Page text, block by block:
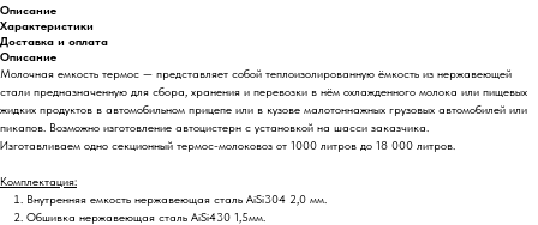
Описание
Характеристики
Доставка и оплата
Описание
Молочная емкость термос — представляет собой теплоизолированную ёмкость из нержавеющей
стали предназначенную для сбора, хранения и перевозки в нём охлажденного молока или пищевых
жидких продуктов в автомобильном прицепе или в кузове малотоннажных грузовых автомобилей или
пикапов. Возможно изготовление автоцистерн с установкой на шасси заказчика.
Изготавливаем одно секционный термос-молоковоз от 1000 литров до 18 000 литров.
Комплектация:
Внутренняя емкость нержавеющая сталь AiSi304 2,0 мм.
Обшивка нержавеющая сталь AiSi430 1,5мм.